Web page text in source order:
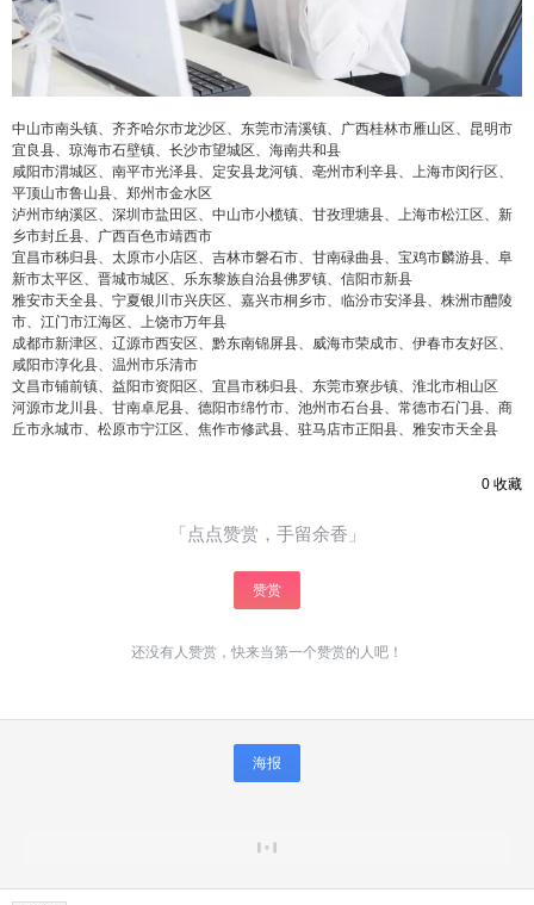
中山市南头镇、齐齐哈尔市龙沙区、东莞市清溪镇、广西桂林市雁山区、昆明市
宜良县、琼海市石壁镇、长沙市望城区、海南共和县
咸阳市渭城区、南平市光泽县、定安县龙河镇、亳州市利辛县、上海市闵行区、
平顶山市鲁山县、郑州市金水区
泸州市纳溪区、深圳市盐田区、中山市小榄镇、甘孜理塘县、上海市松江区、新
乡市封丘县、广西百色市靖西市
宜昌市秭归县、太原市小店区、吉林市磐石市、甘南碌曲县、宝鸡市麟游县、阜
新市太平区、晋城市城区、乐东黎族自治县佛罗镇、信阳市新县
雅安市天全县、宁夏银川市兴庆区、嘉兴市桐乡市、临汾市安泽县、株洲市醴陵
市、江门市江海区、上饶市万年县
成都市新津区、辽源市西安区、黔东南锦屏县、威海市荣成市、伊春市友好区、
咸阳市淳化县、温州市乐清市
文昌市铺前镇、益阳市资阳区、宜昌市秭归县、东莞市寮步镇、淮北市相山区
河源市龙川县、甘南卓尼县、德阳市绵竹市、池州市石台县、常德市石门县、商
丘市永城市、松原市宁江区、焦作市修武县、驻马店市正阳县、雅安市天全县
0 收藏
「点点赞赏，手留余香」
赞赏
还没有人赞赏，快来当第一个赞赏的人吧！
海报